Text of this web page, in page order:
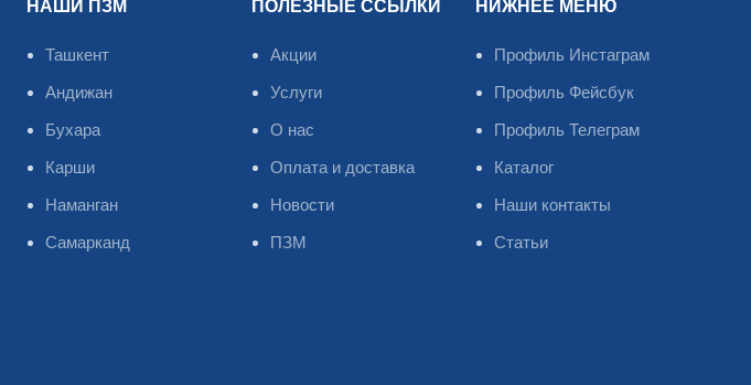
НАШИ ПЗМ
Ташкент
Андижан
Бухара
Карши
Наманган
Самарканд
ПОЛЕЗНЫЕ ССЫЛКИ
Акции
Услуги
О нас
Оплата и доставка
Новости
ПЗМ
НИЖНЕЕ МЕНЮ
Профиль Инстаграм
Профиль Фейсбук
Профиль Телеграм
Каталог
Наши контакты
Статьи